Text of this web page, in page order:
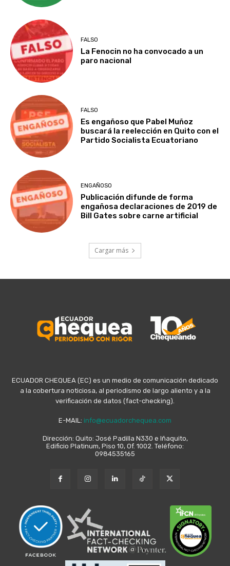
FALSO
La Fenocin no ha convocado a un
paro nacional
FALSO
Es engañoso que Pabel Muñoz
buscará la reelección en Quito con el
Partido Socialista Ecuatoriano
ENGAÑOSO
Publicación difunde de forma
engañosa declaraciones de 2019 de
Bill Gates sobre carne artificial
Cargar más
ECUADOR CHEQUEA (EC) es un medio de comunicación dedicado
a la cobertura noticiosa, al periodismo de largo aliento y a la
verificación de datos (fact-checking).
E-MAIL: info@ecuadorchequea.com
Dirección: Quito: José Padilla N330 e Iñaquito,
Edificio Platinum, Piso 10, Of. 1002. Teléfono:
0984535165